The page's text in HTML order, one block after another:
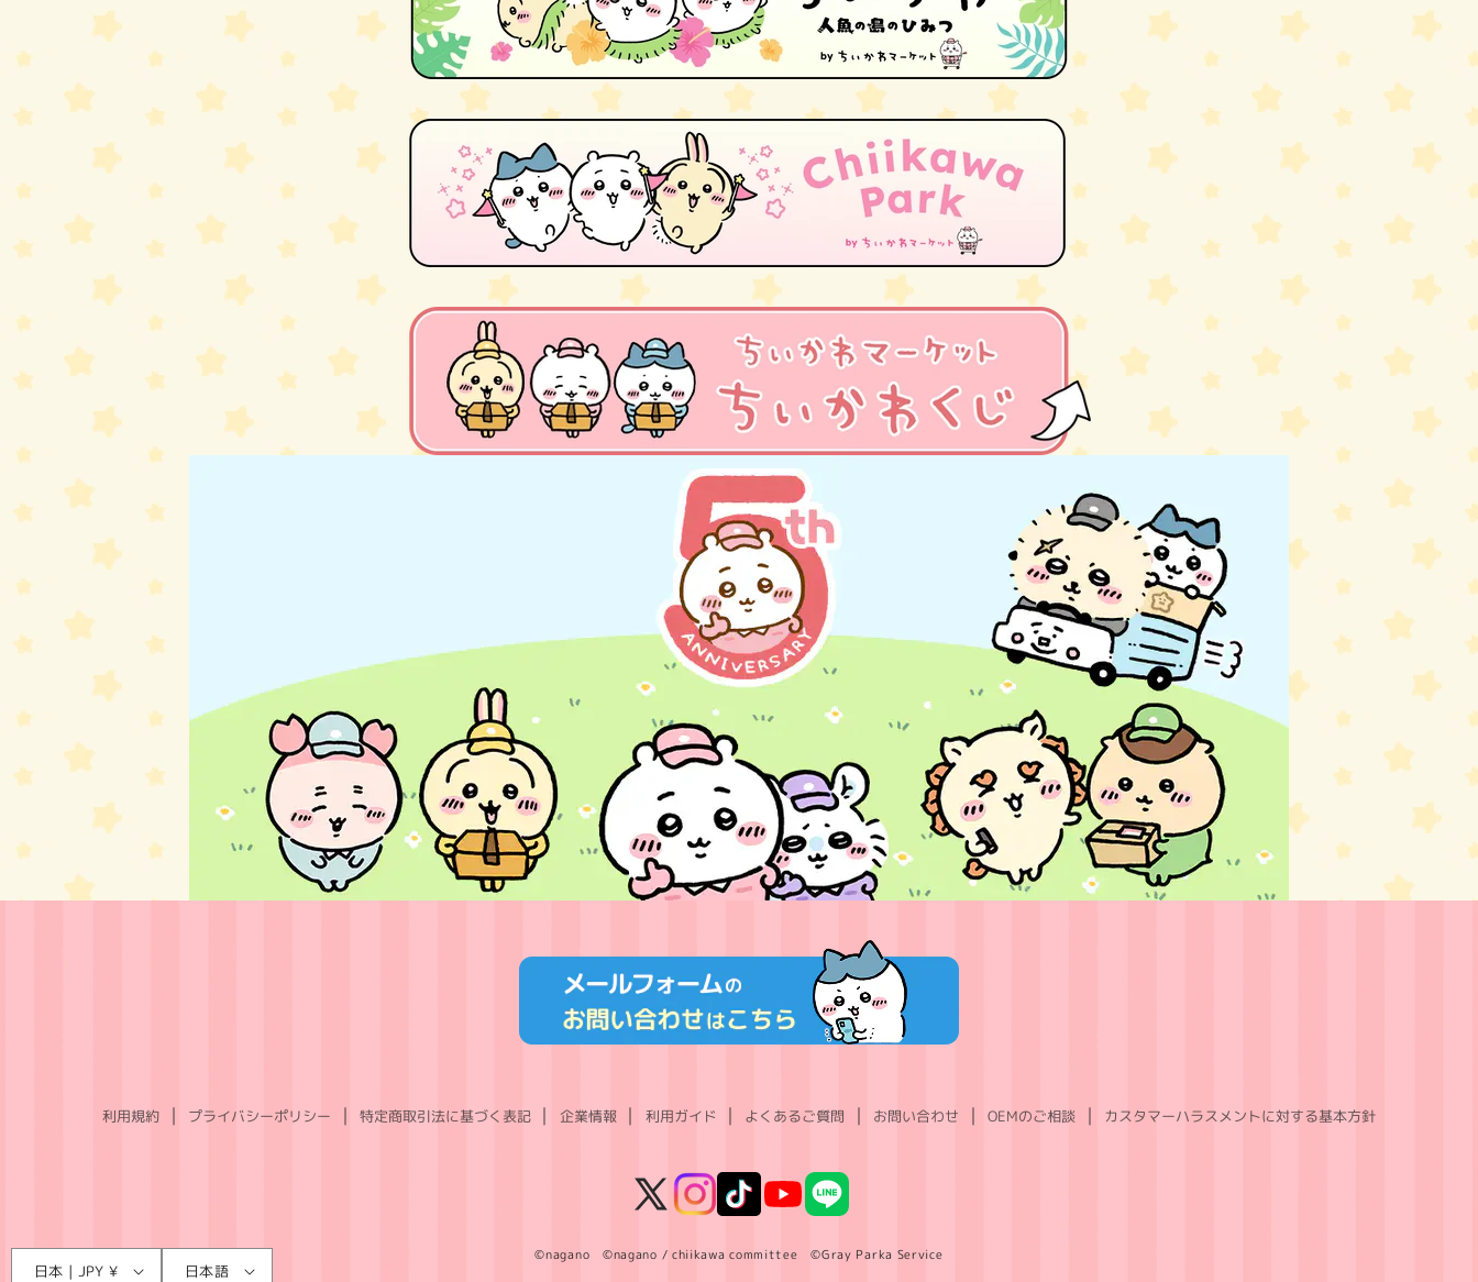
利用規約 プライバシーポリシー 特定商取引法に基づく表記 企業情報 利用ガイド よくあるご質問 お問い合わせ OEMのご相談 カスタマーハラスメントに対する基本方針
X
InstagramTikTokYouTubeLINE
©nagano ©nagano / chiikawa committee ©Gray Parka Service
日本 | JPY ¥ 日本語